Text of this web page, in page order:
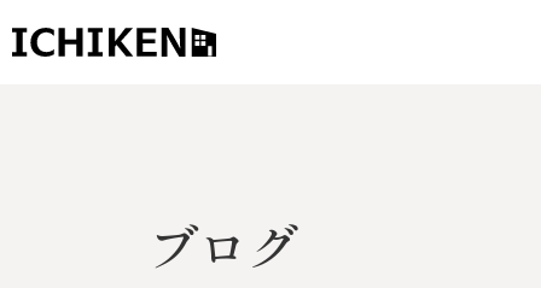
ブログ